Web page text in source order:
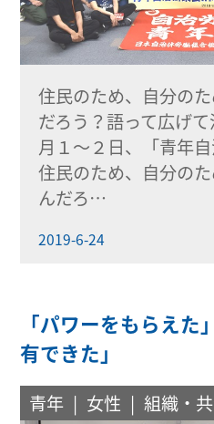
住民のため、自分の
だろう？語って広げ
月１～２日、「青年
住民のため、自分の
んだろ…
2019-6-24
「パワーをもらえ
有できた」
青年 女性 組織・